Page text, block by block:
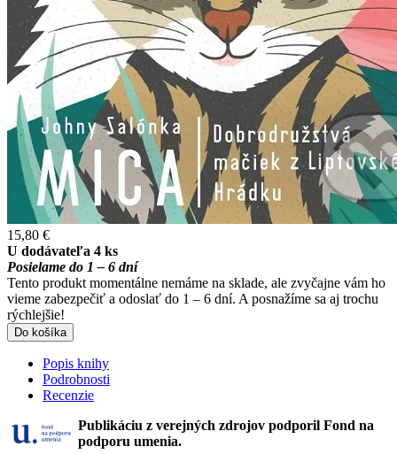
15,80 €
U dodávateľa 4 ks
Posielame do 1 – 6 dní
Tento produkt momentálne nemáme na sklade, ale zvyčajne vám ho
vieme zabezpečiť a odoslať do 1 – 6 dní. A posnažíme sa aj trochu
rýchlejšie!
Do košíka
Popis knihy
Podrobnosti
Recenzie
Publikáciu z verejných zdrojov podporil Fond na
podporu umenia.